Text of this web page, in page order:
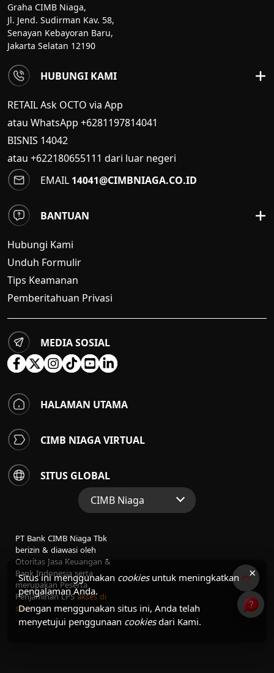
×
Situs ini menggunakan cookiesuntuk meningkatkan
pengalaman Anda.
Dengan menggunakan situs ini, Anda telah
menyetujui penggunaan cookiesdari Kami.
Graha CIMB Niaga,
Jl. Jend. Sudirman Kav. 58,
Senayan Kebayoran Baru,
Jakarta Selatan 12190
HUBUNGI KAMI
RETAIL Ask OCTO via App
atau WhatsApp +6281197814041
BISNIS 14042
atau +622180655111 dari luar negeri
EMAIL 14041@CIMBNIAGA.CO.ID
BANTUAN
Hubungi Kami
Unduh Formulir
Tips Keamanan
Pemberitahuan Privasi
MEDIA SOSIAL
HALAMAN UTAMA
CIMB NIAGA VIRTUAL
SITUS GLOBAL
CIMB Niaga
Perbankan Konsumen
Perbankan Syariah
PT Bank CIMB Niaga Tbk
berizin & diawasi oleh
Otoritas Jasa Keuangan &
Bank Indonesia serta
merupakan Peserta
Penjaminan LPSakses di
sini